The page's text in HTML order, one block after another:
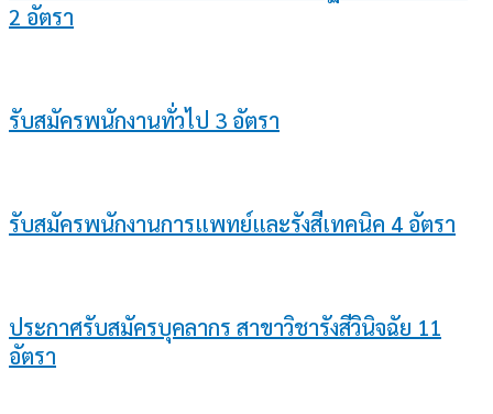
2 อัตรา
รับสมัครพนักงานทั่วไป 3 อัตรา
รับสมัครพนักงานการแพทย์และรังสีเทคนิค 4 อัตรา
ประกาศรับสมัครบุคลากร สาขาวิชารังสีวินิจฉัย 11
อัตรา